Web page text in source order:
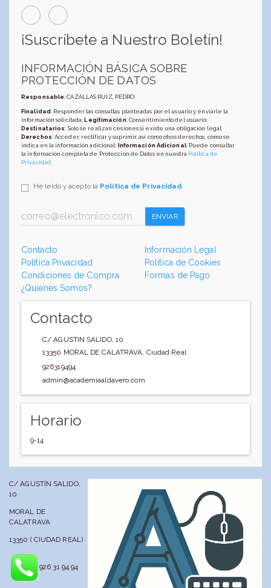
¡Suscríbete a Nuestro Boletín!
INFORMACIÓN BÁSICA SOBRE
PROTECCIÓN DE DATOS
Responsable: CAZALLAS RUIZ, PEDRO
Finalidad: Responder las consultas planteadas por el usuario y enviarle la
información solicitada;Legitimación: Consentimiento del usuario;
Destinatarios: Solo se realizan cesiones si existe una obligación legal;
Derechos: Acceder, rectificar y suprimir, así como otros derechos, como se
indica en la información adicional; Información Adicional: Puede consultar
la información completa de Protección de Datos en nuestra Política de
Privacidad
He leído y acepto la Política de Privacidad.
ENVIAR
Contacto
Información Legal
Política Privacidad
Política de Cookies
Condiciones de Compra
Formas de Pago
¿Quienes Somos?
Contacto
C/ AGUSTIN SALIDO, 10
13350 MORAL DE CALATRAVA, Ciudad Real
926319494
admin@academiaaldavero.com
Horario
9-14
C/ AGUSTÍN SALIDO,
10
MORAL DE
CALATRAVA
13350 ( CIUDAD REAL)
926 31 94 94